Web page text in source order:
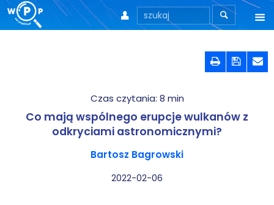

Motto
Aktualności
Teksty
Wprowadzenie
 
  
Co mają wspólnego erupcje wulkanów z
odkryciami astronomicznymi?
Czas czytania: 8 min
Bartosz Bagrowski
2022-02-06